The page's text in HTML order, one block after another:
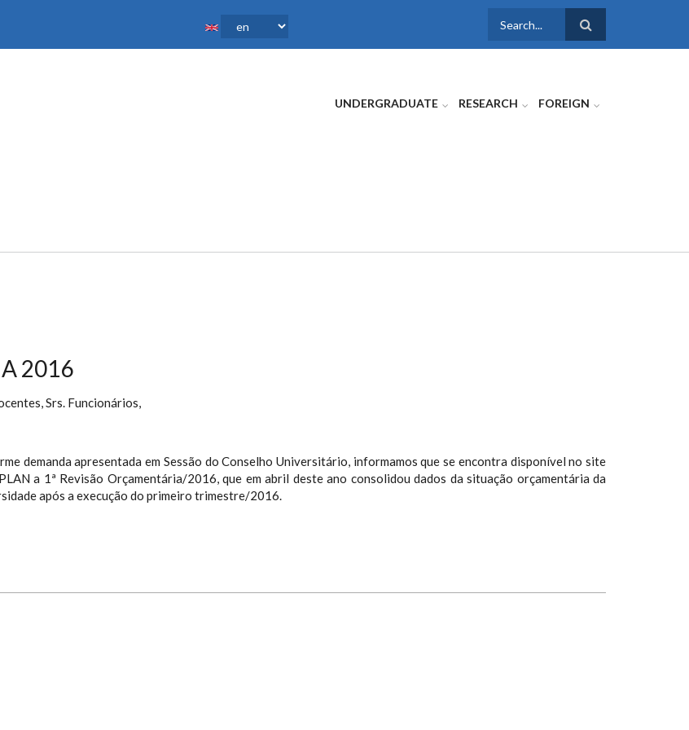
SEARCH
UNDERGRADUATE RESEARCH FOREIGN
2016
Srs. Funcionários,
demanda apresentada em Sessão do Conselho Universitário, informamos que se encontra disponível no site
a 1ª Revisão Orçamentária/2016, que em abril deste ano consolidou dados da situação orçamentária da
após a execução do primeiro trimestre/2016.